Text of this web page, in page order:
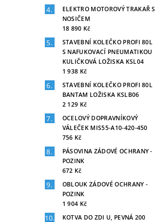
ELEKTRO MOTOROVÝ TRAKAŘ S
NOSIČEM
18 890 Kč
STAVEBNÍ KOLEČKO PROFI 80L
S NAFUKOVACÍ PNEUMATIKOU
KULIČKOVÁ LOŽISKA KSL04
1 938 Kč
STAVEBNÍ KOLEČKO PROFI 80L
BANTAM LOŽISKA KSLB06
2 129 Kč
OCELOVÝ DOPRAVNÍKOVÝ
VÁLEČEK MIS55-A10-420-450
756 Kč
PÁSOVINA ZÁDOVÉ OCHRANY -
POZINK
672 Kč
OBLOUK ZÁDOVÉ OCHRANY -
POZINK
1 904 Kč
KOTVA DO ZDI U, PEVNÁ 200